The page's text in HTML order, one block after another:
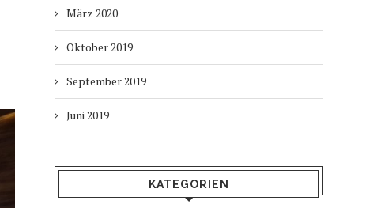
März 2020
Oktober 2019
September 2019
Juni 2019
KATEGORIEN